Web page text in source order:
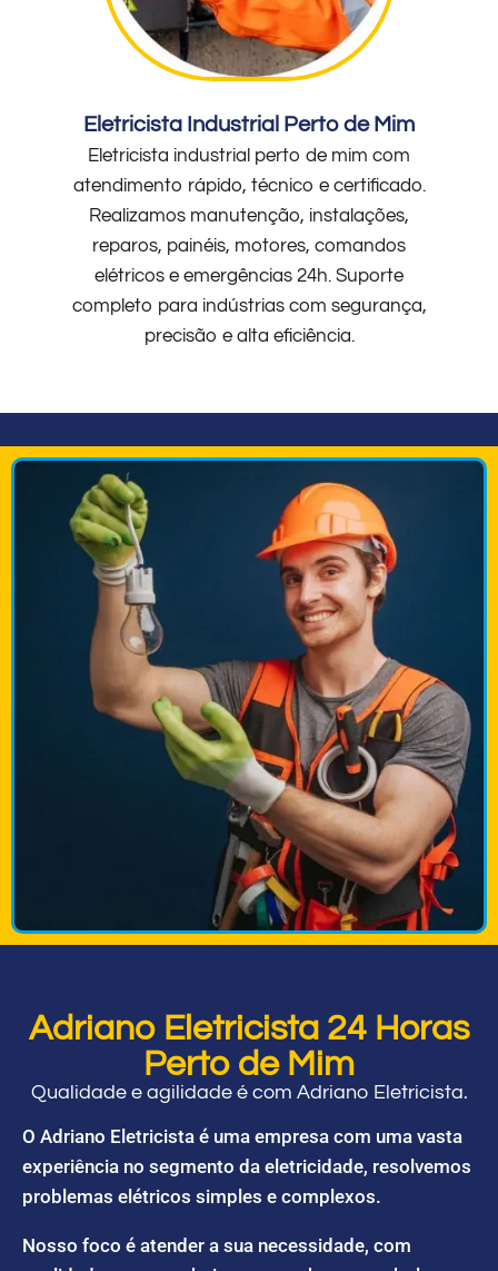
Eletricista Industrial Perto de Mim
Eletricista industrial perto de mim com
atendimento rápido, técnico e certificado.
Realizamos manutenção, instalações,
reparos, painéis, motores, comandos
elétricos e emergências 24h. Suporte
completo para indústrias com segurança,
precisão e alta eficiência.
Adriano Eletricista 24 Horas
Perto de Mim
Qualidade e agilidade é com Adriano Eletricista.
O Adriano Eletricista é uma empresa com uma vasta
experiência no segmento da eletricidade, resolvemos
problemas elétricos simples e complexos.
Nosso foco é atender a sua necessidade, com